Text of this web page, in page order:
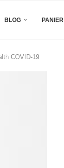
BLOG PANIER
COVID-19